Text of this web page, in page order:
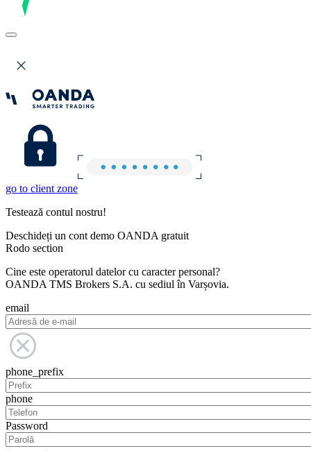
go to client zone
Testează contul nostru!
Deschideți un cont demo OANDA gratuit
Rodo section
Cine este operatorul datelor cu caracter personal?
OANDA TMS Brokers S.A. cu sediul în Varșovia.
email
phone_prefix
phone
Password